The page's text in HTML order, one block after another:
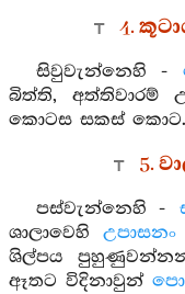
4.
සිවුවැන්නෙහි -
බිත්ති, අත්තිවාරම්
කොටස සකස් කොට.
5.
පස්වැන්නෙහි -
ශාලාවෙහි
ශිල්පය
ඈතට විදිනාවුන්